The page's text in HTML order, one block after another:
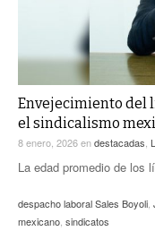
TRAYECTO
A MEDIA
A TODA LEY
TWEETS AND
LA MEJOR 97.1
PULSO
Envejecimiento del
el sindicalismo
8 enero, 2026endestacadas
La edad promedio de los
despacho laboral Sales Boyoli
mexicano sindicatos